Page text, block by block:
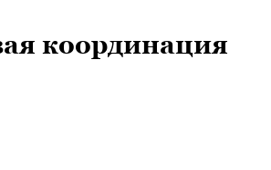
координация